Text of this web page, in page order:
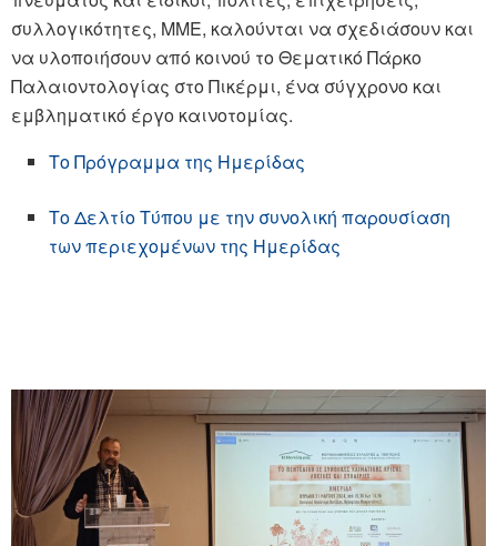
συλλογικότητες, ΜΜΕ, καλούνται να σχεδιάσουν και
να υλοποιήσουν από κοινού το Θεματικό Πάρκο
Παλαιοντολογίας στο Πικέρμι, ένα σύγχρονο και
εμβληματικό έργο καινοτομίας.
Το Πρόγραμμα της Ημερίδας
Το Δελτίο Τύπου με την συνολική παρουσίαση
των περιεχομένων της Ημερίδας